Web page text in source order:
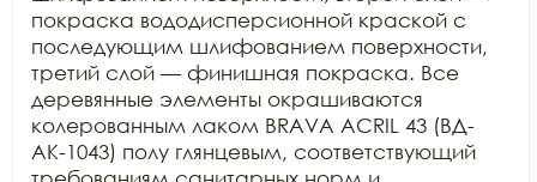
покраска вододисперсионной краской с
последующим шлифованием поверхности,
третий слой — финишная покраска. Все
деревянные элементы окрашиваются
колерованным лаком BRAVA ACRIL 43 (ВД-
АК-1043) полу глянцевым, соответствующий